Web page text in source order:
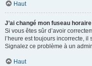
Haut
J’ai changé mon fuseau
Si vous êtes sûr d’avoir
l’heure est toujours incorrecte,
Signalez ce problème à un
Haut